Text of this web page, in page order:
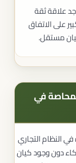
علاقة ثقة
على الاتفاق
مستقل.
في
النظام التجاري
دون وجود كيان